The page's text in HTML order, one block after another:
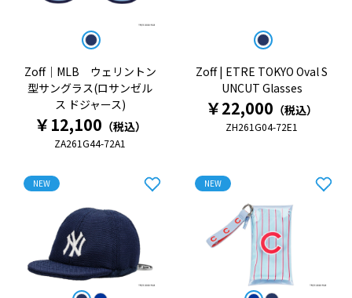
Zoff｜MLB ウェリントン
型サングラス(ロサンゼル
ス ドジャース)
￥12,100 （税込）
ZA261G44-72A1
Zoff | ETRE TOKYO Oval S
UNCUT Glasses
￥22,000 （税込）
ZH261G04-72E1
NEW NEW